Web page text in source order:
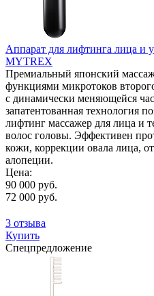
Аппарат для лифтинга лица и
MYTREX
Премиальный японский
функциями микротоков
с динамически меняющейся
запатентованная технология
лифтинг массажер для лица и
волос головы. Эффективен
кожи, коррекции овала лица,
алопеции.
Цена:
90 000 руб.
72 000 руб.
3 отзыва
Купить
Спецпредложение